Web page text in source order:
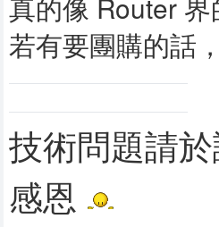
若有要團購的話
技術問題請
感恩